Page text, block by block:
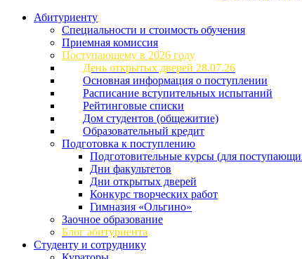
Абитуриенту
Специальности и стоимость обучения
Приемная комиссия
Поступающему в 2026 году
День открытых дверей 28.07.26
Основная информация о поступлении
Расписание вступительных испытаний
Рейтинговые списки
Дом студентов (общежитие)
Образовательный кредит
Подготовка к поступлению
Подготовительные курсы (для
Дни факультетов
Дни открытых дверей
Конкурс творческих работ
Гимназия «Ольгино»
Заочное образование
Блог абитуриента
Студенту и сотруднику